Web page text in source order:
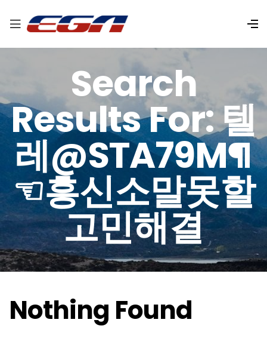
Search
Results For: 텔
레@STA79M¶
☜흥신소말못할
고민해결
Nothing Found